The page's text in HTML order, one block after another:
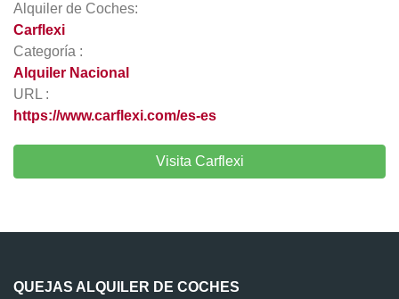
Alquiler de Coches:
Carflexi
Categoría :
Alquiler Nacional
URL :
https://www.carflexi.com/es-es
Visita Carflexi
QUEJAS ALQUILER DE COCHES